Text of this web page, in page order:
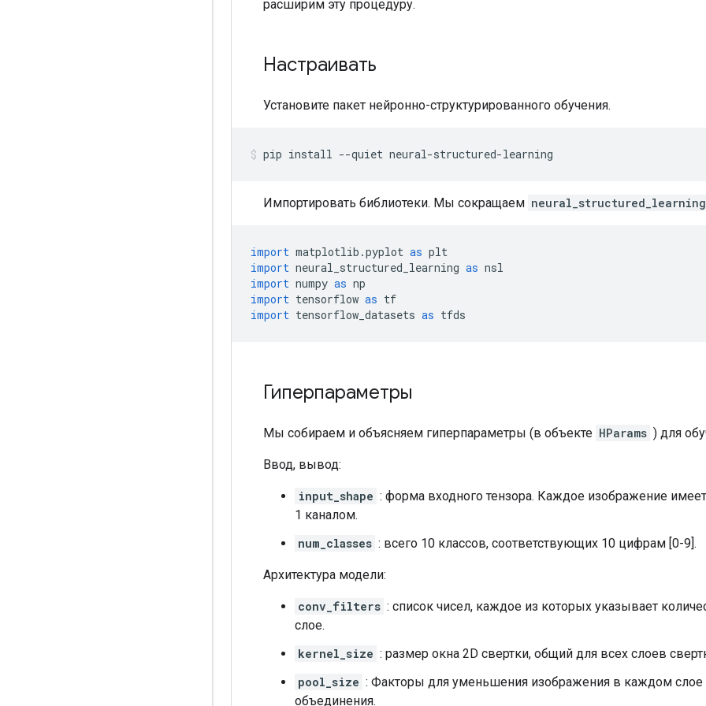
расширим эту процедуру.
Настраивать
Установите пакет нейронно-структурированного обучения.
pip install --quiet neural-structured-learning
Импортировать библиотеки. Мы сокращаем neural_structured_learning
import matplotlib .pyplot as plt
import neural_structured_learning as nsl
import numpy as np
import tensorflow as tf
import tensorflow_datasets as tfds
Гиперпараметры
Мы собираем и объясняем гиперпараметры (в объекте HParams ) для
Ввод, вывод:
input_shape : форма входного тензора. Каждое изображение
1 каналом.
num_classes : всего 10 классов, соответствующих 10 цифрам [0-9].
Архитектура модели:
conv_filters : список чисел, каждое из которых указывает
слое.
kernel_size : размер окна 2D свертки, общий для всех слоев
pool_size : Факторы для уменьшения изображения в каждом слое
объединения.